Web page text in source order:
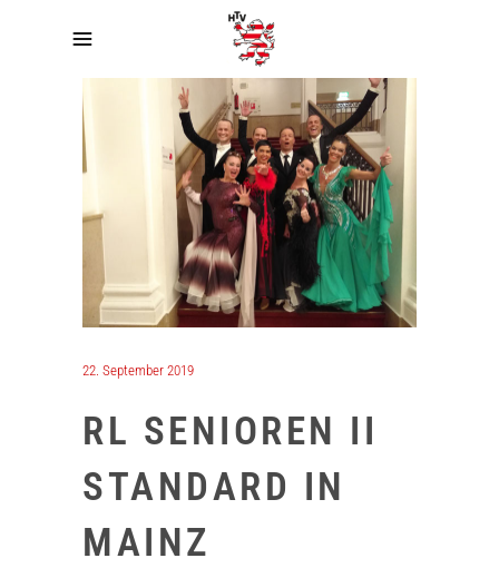
22. September 2019
RL SENIOREN II
STANDARD IN
MAINZ